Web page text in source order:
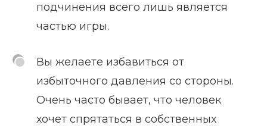
подчинения всего лишь является
частью игры.
Вы желаете избавиться от
избыточного давления со стороны.
Очень часто бывает, что человек
хочет спрятаться в собственных